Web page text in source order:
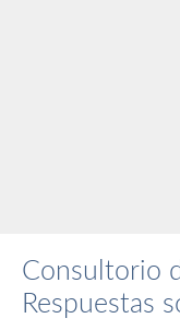
Consultorio
Respuestas